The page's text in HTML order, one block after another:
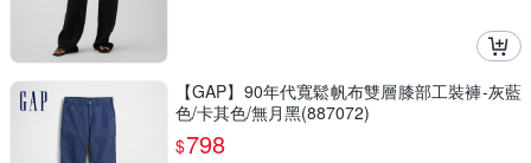
【GAP】90年代寬鬆帆布雙層膝部工裝褲-灰藍
色/卡其色/無月黑(887072)
$798